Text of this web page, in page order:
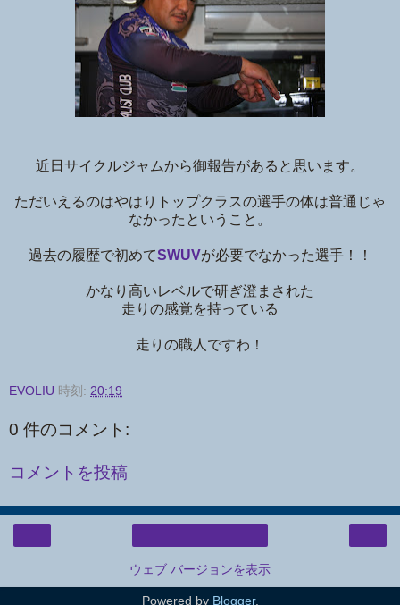
近日サイクルジャムから御報告があると思います。
ただいえるのはやはりトップクラスの選手の体は普通じゃ
なかったということ。
過去の履歴で初めてSWUVが必要でなかった選手！！
かなり高いレベルで研ぎ澄まされた
走りの感覚を持っている
走りの職人ですわ！
EVOLIU 時刻: 20:19
0 件のコメント:
コメントを投稿
ウェブ バージョンを表示
Powered by Blogger.